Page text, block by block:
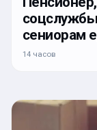
сениорам
14 часов